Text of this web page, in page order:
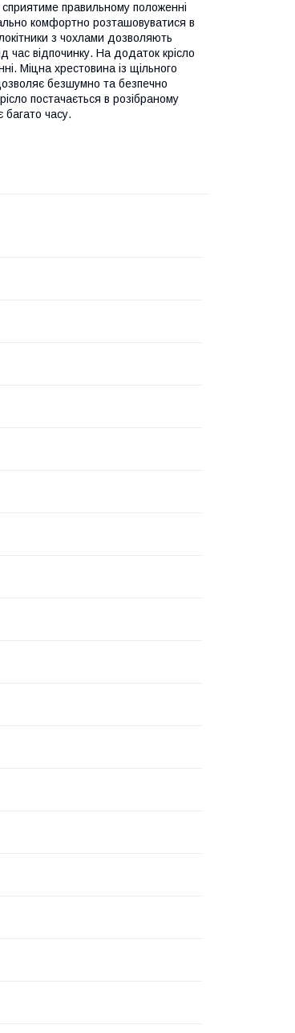
правильному положенні
комфортно розташовуватися в
з чохлами дозволяють
час відпочинку. На додаток крісло
Міцна хрестовина із щільного
безшумно та безпечно
постачається в розібраному
багато часу.